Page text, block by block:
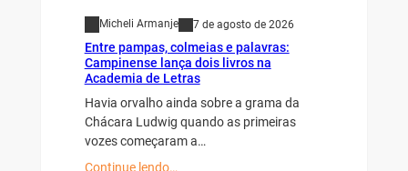
Micheli Armanje 7 de agosto de 2026
Entre pampas, colmeias e palavras:
Campinense lança dois livros na
Academia de Letras
Havia orvalho ainda sobre a grama da
Chácara Ludwig quando as primeiras
vozes começaram a…
Continue lendo…